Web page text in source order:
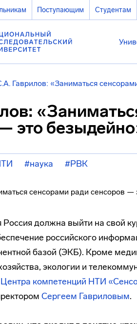
Поступающим Студентам
Гаврилов: «Заниматься
это
#наука #РВК
должна выйти на свой
российского
базой (ЭКБ). Кроме
экологии и
Центра компетенций НТИ
Сергеем Гавриловым.